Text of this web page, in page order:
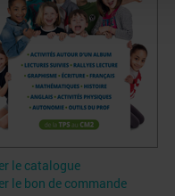
le catalogue
le bon de commande